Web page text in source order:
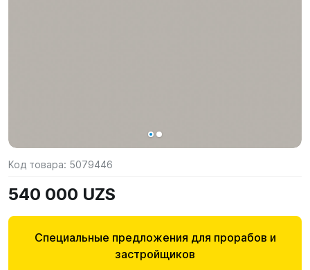
Код товара: 5079446
540 000 UZS
Специальные предложения для прорабов и
застройщиков